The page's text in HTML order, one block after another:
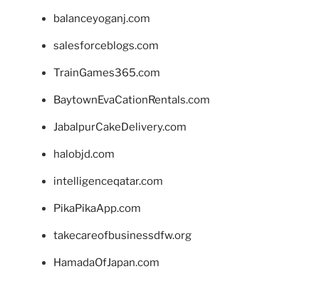
balanceyoganj.com
salesforceblogs.com
TrainGames365.com
BaytownEvaCationRentals.com
JabalpurCakeDelivery.com
halobjd.com
intelligenceqatar.com
PikaPikaApp.com
takecareofbusinessdfw.org
HamadaOfJapan.com